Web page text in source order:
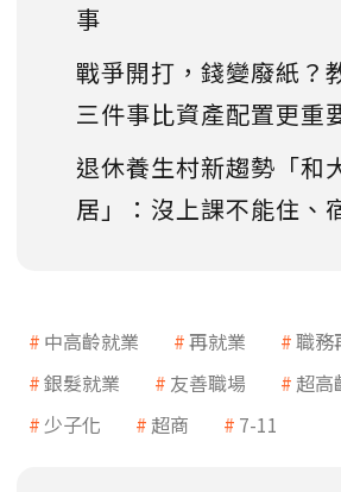
事
戰爭開打，錢變廢紙？
三件事比資產配置更重
退休養生村新趨勢「和
居」：沒上課不能住、
中高齡就業 再就業
職務
銀髮就業
友善職場 超高
少子化
超商 7-11